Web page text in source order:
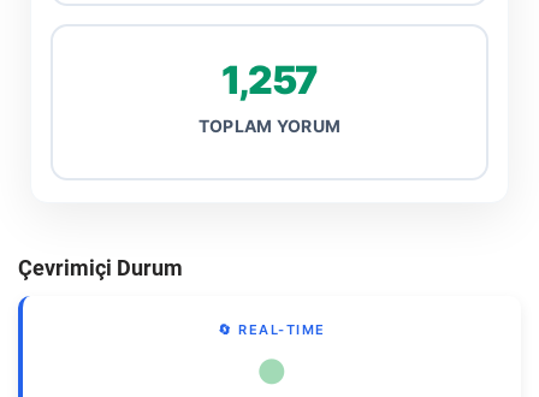
1,257
TOPLAM YORUM
Çevrimiçi Durum
🔄 REAL-TIME
●